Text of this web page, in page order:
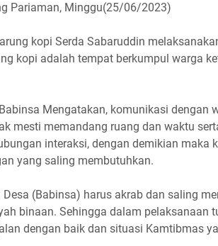
Pariaman, Minggu(25/06/2023)
kopi Serda Sabaruddin
kopi adalah tempat berkumpul warga
Mengatakan, komunikasi dengan
mesti memandang ruang dan waktu
interaksi, dengan demikian maka
yang saling membutuhkan.
(Babinsa) harus akrab dan saling
binaan. Sehingga dalam pelaksanaan
dengan baik dan situasi Kamtibmas